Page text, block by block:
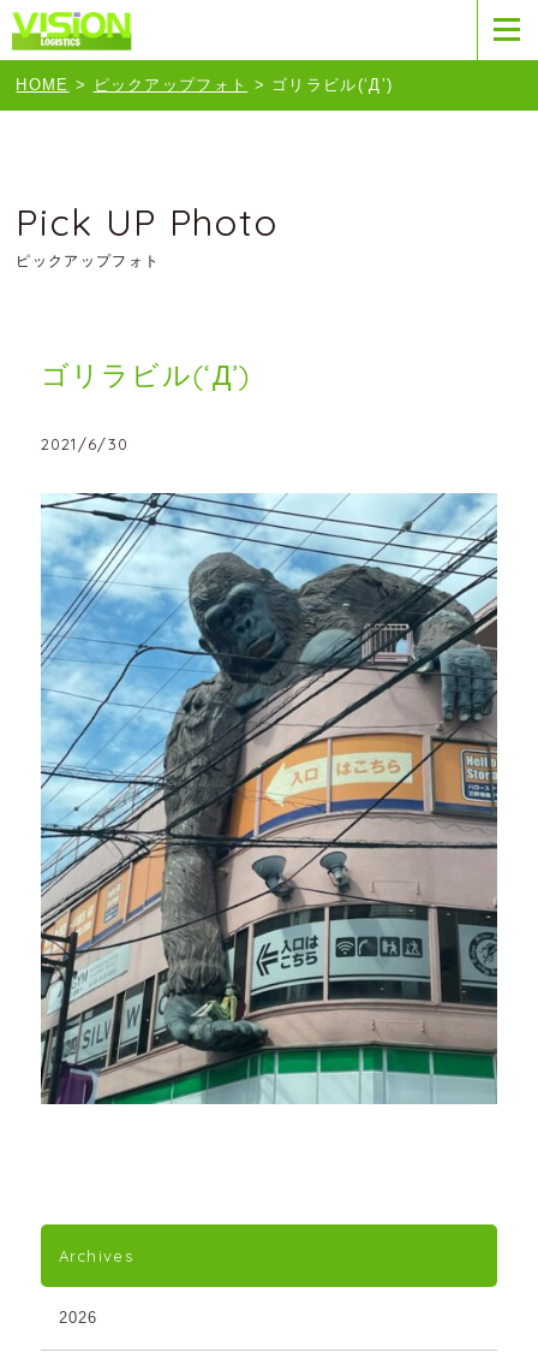
HOME > ピックアップフォト > ゴリラビル(‘Д’)
Pick UP Photo
ピックアップフォト
ゴリラビル(‘Д’)
2021/6/30
Archives
2026